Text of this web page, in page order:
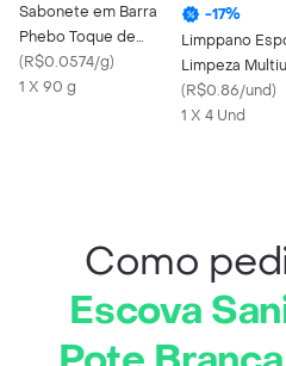
Sabonete em Barra
Phebo Toque de
Lavanda 90g
(R$0.0574/g)
1 X 90 g
-17%
Limppano
Limpeza
Abrasiva
(R$0.86/und)
1 X 4 Und
Como
Escova